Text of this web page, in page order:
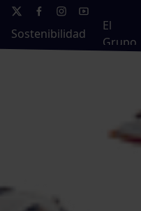
Sostenibilidad
El
Grupo